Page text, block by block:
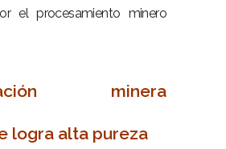
el procesamiento minero
minera
logra alta pureza